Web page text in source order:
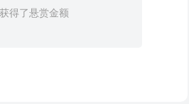
得了悬赏金额